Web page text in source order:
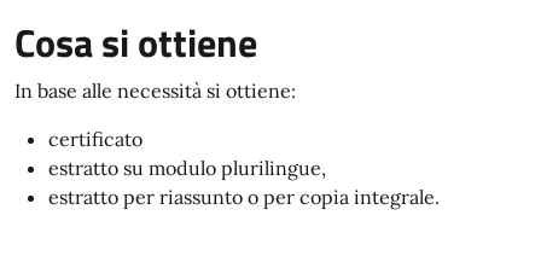
Cosa si ottiene
In base alle necessità si ottiene:
certificato
estratto su modulo plurilingue,
estratto per riassunto o per copia integrale.